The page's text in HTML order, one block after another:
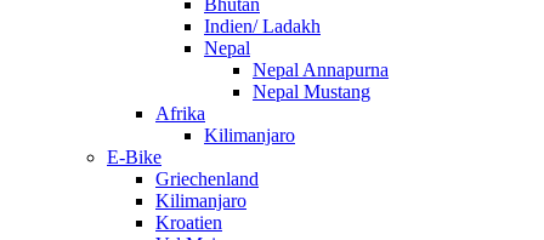
Bhutan
Indien/ Ladakh
Nepal
Nepal Annapurna
Nepal Mustang
Afrika
Kilimanjaro
E-Bike
Griechenland
Kilimanjaro
Kroatien